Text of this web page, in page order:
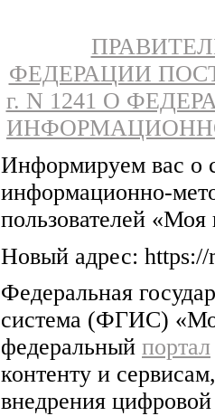
ФЕДЕРАЦИИ
г. N 1241 О
Информируем вас о
информационно-
пользователей
Новый адрес: https://
Федеральная
система (ФГИС)
федеральный портал
контенту и
внедрения